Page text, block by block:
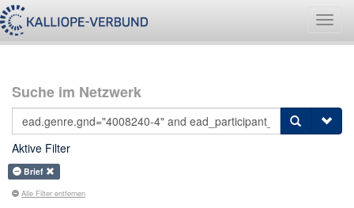
Suche im Netzwerk
Aktive Filter
Brief
Alle Filter entfernen